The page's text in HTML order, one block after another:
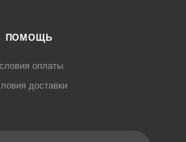
ПОМОЩЬ
оплаты
доставки